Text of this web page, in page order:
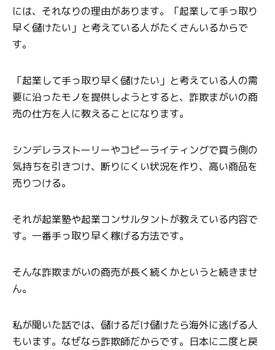
には、それなりの理由があります。「起業して手っ取り
早く儲けたい」と考えている人がたくさんいるからで
す。
「起業して手っ取り早く儲けたい」と考えている人の需
要に沿ったモノを提供しようとすると、詐欺まがいの商
売の仕方を人に教えることになります。
シンデレラストーリーやコピーライティングで買う側の
気持ちを引きつけ、断りにくい状況を作り、高い商品を
売りつける。
それが起業塾や起業コンサルタントが教えている内容で
す。一番手っ取り早く稼げる方法です。
そんな詐欺まがいの商売が長く続くかというと続きませ
ん。
私が聞いた話では、儲けるだけ儲けたら海外に逃げる人
もいます。なぜなら詐欺師だからです。日本に二度と戻